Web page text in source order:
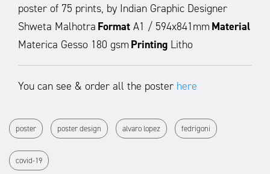
poster of 75 prints, by Indian Graphic Designer
Shweta Malhotra Format A1 / 594x841mm Material
Materica Gesso 180 gsm Printing Litho
You can see & order all the poster here
poster poster design alvaro lopez fedrigoni
covid-19